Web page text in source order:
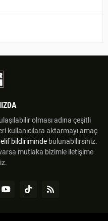
olması adına çeşitli
kullanıcılara aktarmayı amaç
bildiriminde bulunabilirsiniz.
mutlaka bizimle iletişime